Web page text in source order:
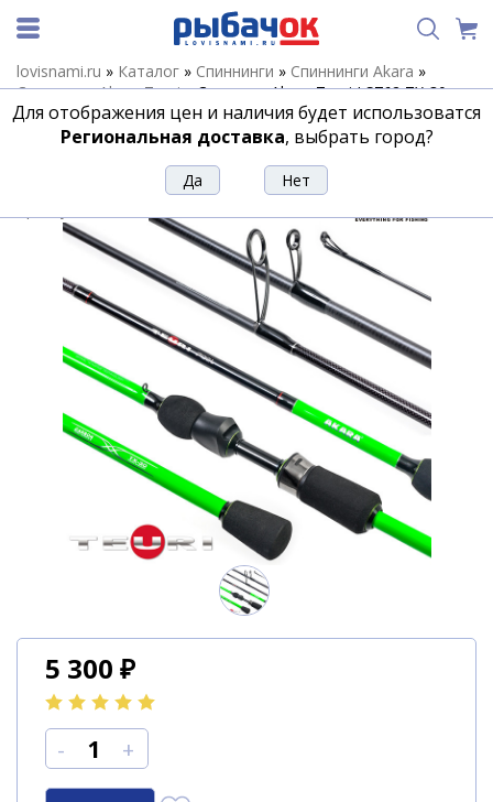
lovisnami.ru » Каталог » Спиннинги » Спиннинги Akara »
Спиннинги Akara Teuri»Спиннинг Akara Teuri LS762 TX-30
(3,5-12) 2,3 м
Спиннинг Akara Teuri LS762 TX-30 (3,5-
5 300 ₽
- +
Для отображения цен и наличия будет использоватся
Региональная доставка, выбрать город?